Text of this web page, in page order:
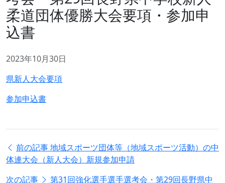
柔道団体優勝大会要項・参加申
込書
2023年10月30日
県新人大会要項
参加申込書
前の記事地域スポーツ団体等（地域スポーツ活動）の中
体連大会（新人大会）新規参加申請
次の記事
第31回強化選手選手選考会・第29回長野県中